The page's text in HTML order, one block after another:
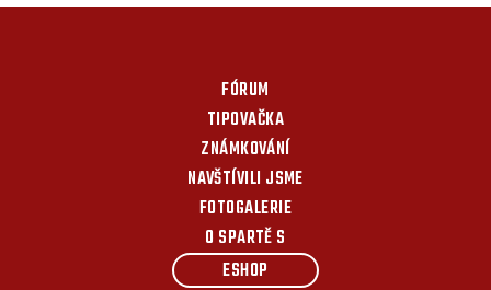
FÓRUM
TIPOVAČKA
ZNÁMKOVÁNÍ
NAVŠTÍVILI JSME
FOTOGALERIE
O SPARTĚ S
ESHOP